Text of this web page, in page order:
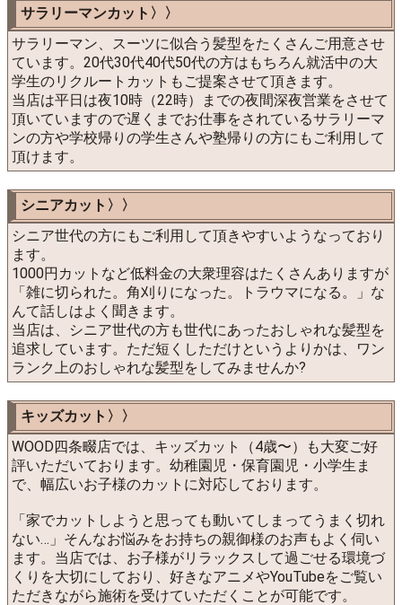
サラリーマンカット〉〉
サラリーマン、スーツに似合う髪型をたくさんご用意させ
ています。20代30代40代50代の方はもちろん就活中の大
学生のリクルートカットもご提案させて頂きます。
当店は平日は夜10時（22時）までの夜間深夜営業をさせて
頂いていますので遅くまでお仕事をされているサラリーマ
ンの方や学校帰りの学生さんや塾帰りの方にもご利用して
頂けます。
シニアカット〉〉
シニア世代の方にもご利用して頂きやすいようなっており
ます。
1000円カットなど低料金の大衆理容はたくさんありますが
「雑に切られた。角刈りになった。トラウマになる。」な
んて話しはよく聞きます。
当店は、シニア世代の方も世代にあったおしゃれな髪型を
追求しています。ただ短くしただけというよりかは、ワン
ランク上のおしゃれな髪型をしてみませんか?
キッズカット〉〉
WOOD四条畷店では、キッズカット（4歳〜）も大変ご好
評いただいております。幼稚園児・保育園児・小学生ま
で、幅広いお子様のカットに対応しております。
「家でカットしようと思っても動いてしまってうまく切れ
ない…」そんなお悩みをお持ちの親御様のお声もよく伺い
ます。当店では、お子様がリラックスして過ごせる環境づ
くりを大切にしており、好きなアニメやYouTubeをご覧い
ただきながら施術を受けていただくことが可能です。